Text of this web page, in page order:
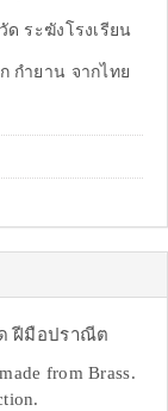
ระฆังโรงเรียน
กำยาน จากไทย
ด ฝีมือปราณีต
from Brass.